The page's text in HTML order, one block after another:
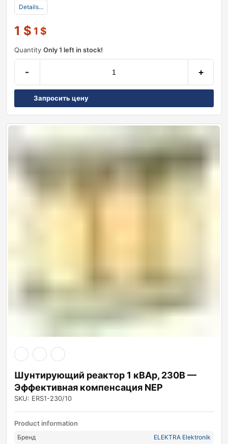
Details...
1 $ 1 $
Quantity Only 1 left in stock!
- +
Запросить цену
Шунтирующий реактор 1 кВАр, 230В —
Эффективная компенсация NEP
SKU: ERS1-230/10
Product information
Бренд
ELEKTRA Elektronik